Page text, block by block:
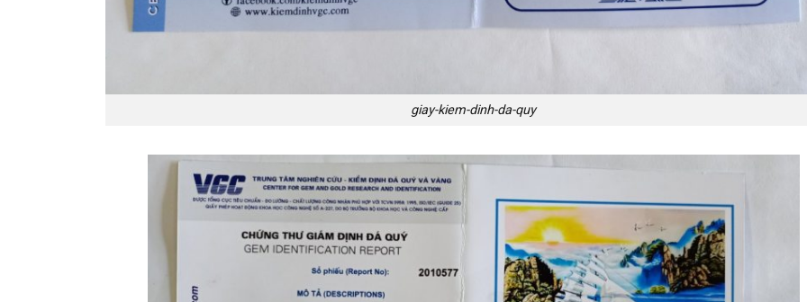
giay-kiem-dinh-da-quy